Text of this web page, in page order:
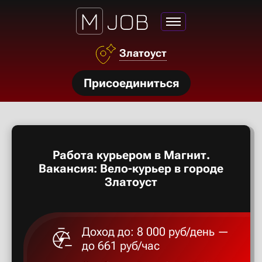
Златоуст
Присоединиться
Работа курьером в Магнит.
Вакансия: Вело-курьер в городе
Златоуст
Доход до: 8 000 руб/день —
до 661 руб/час